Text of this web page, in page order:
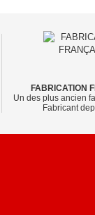
FABRICATION
Un des plus ancien
Fabricant